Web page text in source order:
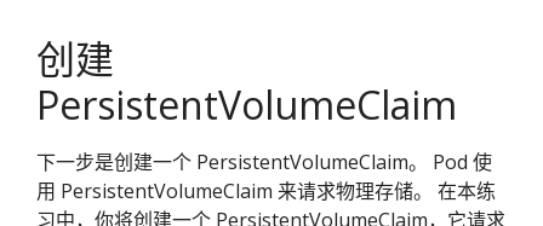
创建
PersistentVolumeClaim
下一步是创建一个 PersistentVolumeClaim。 Pod 使
用 PersistentVolumeClaim 来请求物理存储。 在本练
习中，你将创建一个 PersistentVolumeClaim，它请求